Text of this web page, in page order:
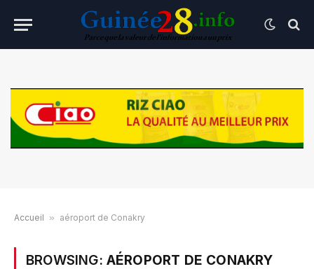
Accueil » aéroport de Conakry
BROWSING: AÉROPORT DE CONAKRY